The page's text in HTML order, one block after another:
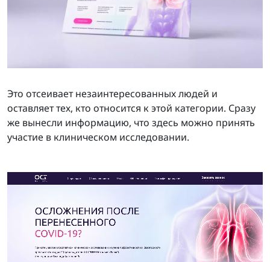
Это отсеивает незаинтересованных людей и
оставляет тех, кто относится к этой категории. Сразу
же вынесли информацию, что здесь можно принять
участие в клиническом исследовании.